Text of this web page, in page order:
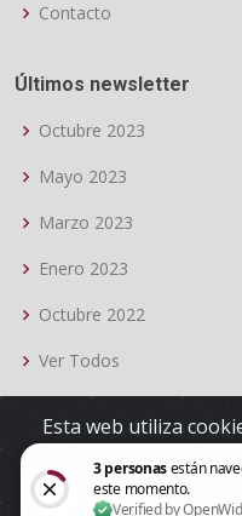
Contacto
Últimos newsletter
Octubre 2023
Mayo 2023
Marzo 2023
Enero 2023
Octubre 2022
Ver Todos
©
Esta web utiliza
ofrecerle una mejor
navegando